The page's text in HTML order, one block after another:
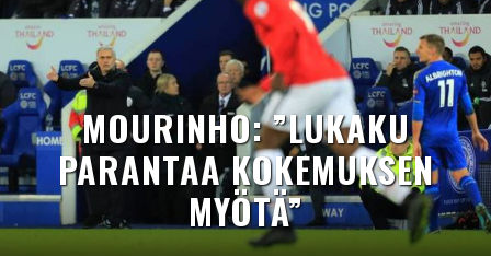
MOURINHO: ”LUKAKU
PARANTAA KOKEMUKSEN
MYÖTÄ”